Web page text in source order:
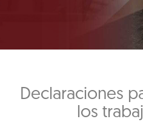
Declaraciones
los